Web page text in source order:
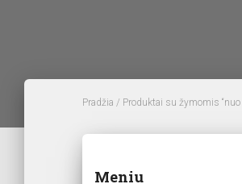
Pradžia / Produktai su žymomis
Meniu